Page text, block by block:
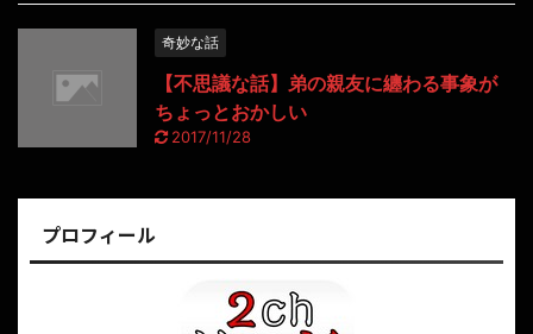
奇妙な話
【不思議な話】弟の親友に纏わる事象が
ちょっとおかしい
2017/11/28
プロフィール